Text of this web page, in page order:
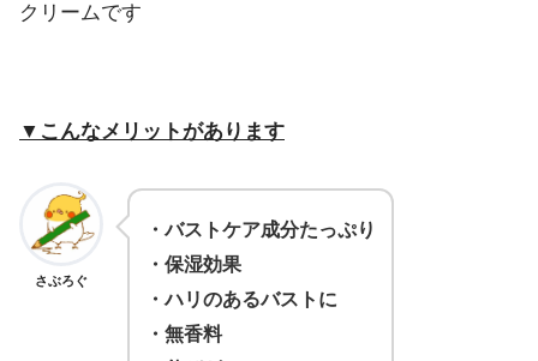
クリームです
▼こんなメリットがあります
さぶろぐ
・バストケア成分たっぷり
・保湿効果
・ハリのあるバストに
・無香料